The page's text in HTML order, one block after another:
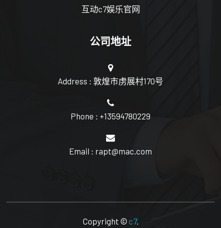
互动c7娱乐官网
公司地址
Address : 敦煌市虏展村170号
Phone : +13594780229
Email : rapt@mac.com
Copyright © c7.